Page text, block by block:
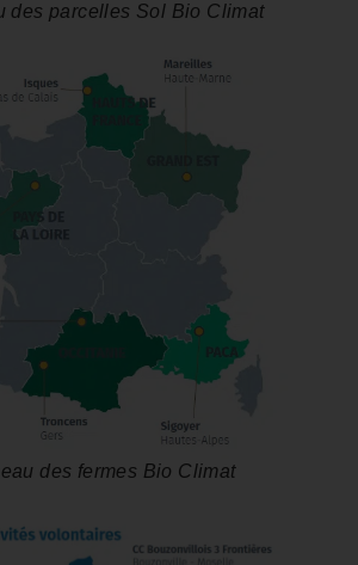
des parcelles Sol Bio Climat
des fermes Bio Climat